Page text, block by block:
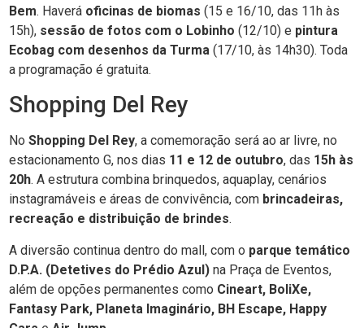
Bem. Haverá oficinas de biomas (15 e 16/10, das 11h às
15h), sessão de fotos com o Lobinho (12/10) e pintura
Ecobag com desenhos da Turma (17/10, às 14h30). Toda
a programação é gratuita.
Shopping Del Rey
No Shopping Del Rey, a comemoração será ao ar livre, no
estacionamento G, nos dias 11 e 12 de outubro, das 15h às
20h. A estrutura combina brinquedos, aquaplay, cenários
instagramáveis e áreas de convivência, com brincadeiras,
recreação e distribuição de brindes.
A diversão continua dentro do mall, com o parque temático
D.P.A. (Detetives do Prédio Azul) na Praça de Eventos,
além de opções permanentes como Cineart, BoliXe,
Fantasy Park, Planeta Imaginário, BH Escape, Happy